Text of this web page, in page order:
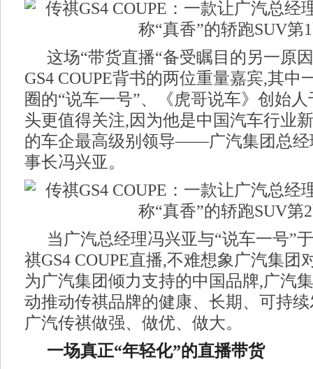
这场“带货直播“备受瞩目的另一原
GS4 COUPE背书的两位重量嘉宾,其中
圈的“说车一号”、《虎哥说车》创始
头更值得关注,因为他是中国汽车行业
的车企最高级别领导——广汽集团总经
事长冯兴亚。
当广汽总经理冯兴亚与“说车一号”
祺GS4 COUPE直播,不难想象广汽集团
为广汽集团倾力支持的中国品牌,广汽
动推动传祺品牌的健康、长期、可持
广汽传祺做强、做优、做大。
一场真正“年轻化”的直播带货